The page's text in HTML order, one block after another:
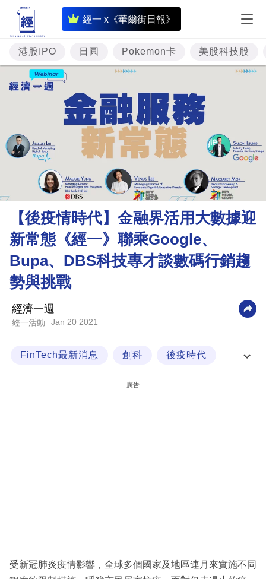
經一 x《華爾街日報》
即
時
財
經
題
投
資
市
理
財
商
業
職
生
港股IPO 日圓 Pokemon卡 美股科技股
【後疫情時代】金融界活用大數據迎
新常態《經一》聯乘Google、
Bupa、DBS科技專才談數碼行銷趨
勢與挑戰
經濟一週
經一活動 Jan 20 2021
FinTech最新消息 創科 後疫時代
廣告
受新冠肺炎疫情影響，全球多個國家及地區連月來實施不同